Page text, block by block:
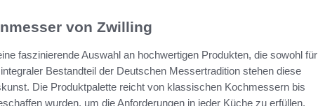
von Zwilling
faszinierende Auswahl an hochwertigen Produkten, die sowohl für
Bestandteil der Deutschen Messertradition stehen diese
Die Produktpalette reicht von klassischen Kochmessern bis
wurden, um die Anforderungen in jeder Küche zu erfüllen.